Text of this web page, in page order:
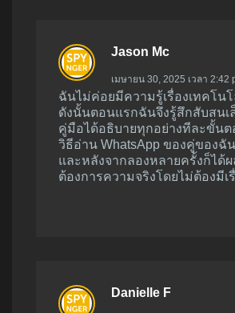
Jason Mc
เมษายน 30, 2025 เวลา 2:42
ฉันไม่ค่อยมีความรู้เรื่องเทคโน
ดังนั้นตอนแรกฉันจึงรู้สึกสับสนเ
คู่มือได้อธิบายทุกอย่างทีละขั้นต
วิธีอ่าน WhatsApp ของคู่ของฉัน
และหลังจากลองหลายครั้งก็ได้
ต้องการความจริงโดยไม่ต้องมีเ
Danielle F